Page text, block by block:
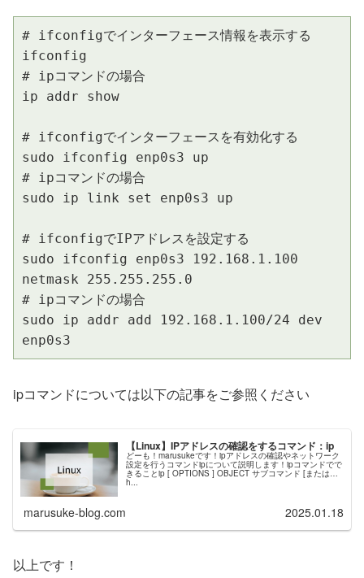
# ifconfigでインターフェース情報を表示する
ifconfig
# ipコマンドの場合
ip addr show
# ifconfigでインターフェースを有効化する
sudo ifconfig enp0s3 up
# ipコマンドの場合
sudo ip link set enp0s3 up
# ifconfigでIPアドレスを設定する
sudo ifconfig enp0s3 192.168.1.100
netmask 255.255.255.0
# ipコマンドの場合
sudo ip addr add 192.168.1.100/24 dev
ipコマンドについては以下の記事をご参照ください
【Linux】IPアドレスの確認をするコマンド：ip
どーも！marusukeです！ipアドレスの確認やネットワーク
設定を行うコマンドipについて説明します！ipコマンドでで
きることip [ OPTIONS ] OBJECT サブコマンド [または
h...
marusuke-blog.com 2025.01.18
以上です！